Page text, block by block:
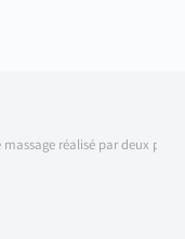
massage réalisé par deux